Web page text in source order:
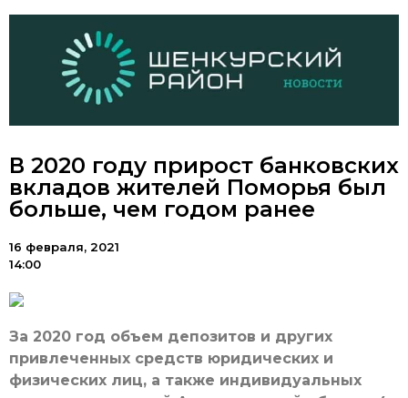
В 2020 году прирост банковских
вкладов жителей Поморья был
больше, чем годом ранее
16 февраля, 2021
14:00
За 2020 год объем депозитов и других
привлеченных средств юридических и
физических лиц, а также индивидуальных